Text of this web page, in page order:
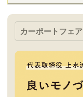
カーポートフェア